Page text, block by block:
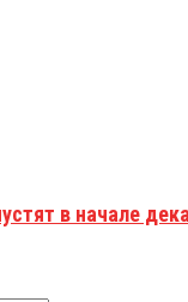
в начале